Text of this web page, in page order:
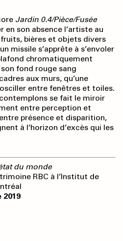
Jardin 0.4/Pièce/Fusée
en son absence l’artiste au
bières et objets divers
missile s’apprête à s’envoler
chromatiquement
fond rouge sang
aux murs, qu’une
entre fenêtres et toiles.
se fait le miroir
entre perception et
présence et disparition,
à l’horizon d’excès qui les
du monde
RBC à l’Institut de
2019